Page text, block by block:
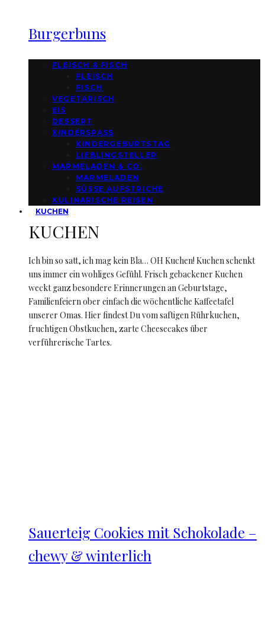
Burgerbuns
FLEISCH & FISCH
FLEISCH
FISCH
VEGETARISCH
EIS
DESSERT
KINDERSPASS
KINDERGEBURTSTAG
LIEBLINGSTELLER
MARMELADEN & CO.
MARMELADEN
SÜSSE AUFSTRICHE
KULINARISCHE REISEN
KUCHEN
KUCHEN
Ich bin so satt, ich mag kein Bla… OH Kuchen! Kuchen schenkt
uns immer ein wohliges Gefühl. Frisch gebackener Kuchen
weckt ganz besondere Erinnerungen an Geburtstage,
Familienfeiern ober einfach die wöchentliche Kaffeetafel
unserer Omas. Hier findest Du vom saftigen Rührkuchen,
fruchtigen Obstkuchen, zarte Cheesecakes über
verführerische Tartes.
Sauerteig Cookies mit Schokolade –
chewy & winterlich